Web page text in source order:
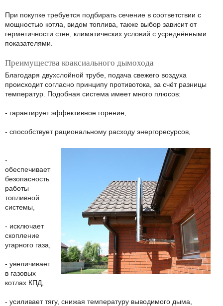
При покупке требуется подбирать сечение в соответствии с
мощностью котла, видом топлива, также выбор зависит от
герметичности стен, климатических условий с усреднёнными
показателями.
Преимущества коаксиального дымохода
Благодаря двухслойной трубе, подача свежего воздуха
происходит согласно принципу противотока, за счёт разницы
температур. Подобная система имеет много плюсов:
- гарантирует эффективное горение,
- способствует рациональному расходу энергоресурсов,
-
обеспечивает
безопасность
работы
топливной
системы,
- исключает
скопление
угарного газа,
- увеличивает
в газовых
котлах КПД,
- усиливает тягу, снижая температуру выводимого дыма,